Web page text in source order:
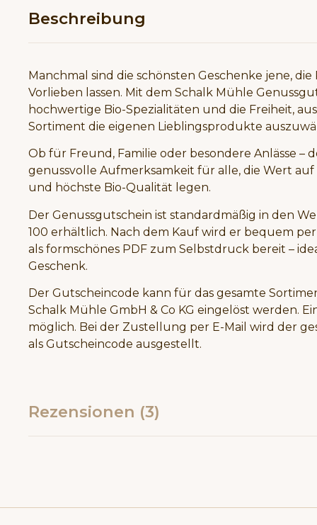
Beschreibung
Manchmal sind die schönsten Geschenke jene,
Vorlieben lassen. Mit dem Schalk Mühle
hochwertige Bio-Spezialitäten und die Freiheit,
Sortiment die eigenen Lieblingsprodukte
Ob für Freund, Familie oder besondere Anlässe –
genussvolle Aufmerksamkeit für alle, die Wert
und höchste Bio-Qualität legen.
Der Genussgutschein ist standardmäßig in den
100 erhältlich. Nach dem Kauf wird er bequem
als formschönes PDF zum Selbstdruck bereit –
Geschenk.
Der Gutscheincode kann für das gesamte
Schalk Mühle GmbH & Co KG eingelöst werden.
möglich. Bei der Zustellung per E-Mail wird der
als Gutscheincode ausgestellt.
Rezensionen (3)